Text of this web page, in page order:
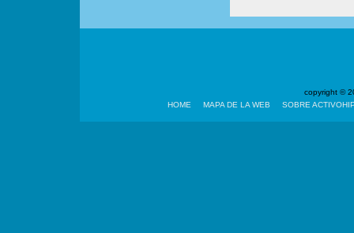
copyright ©
HOME
MAPA DE LA WEB SOBRE